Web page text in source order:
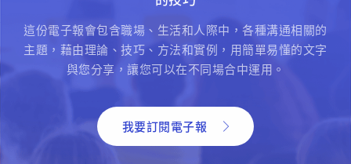
這份電子報會包含職場、生活和人際中，各種溝通相關的
主題，藉由理論、技巧、方法和實例，用簡單易懂的文字
與您分享，讓您可以在不同場合中運用。
我要訂閱電子報